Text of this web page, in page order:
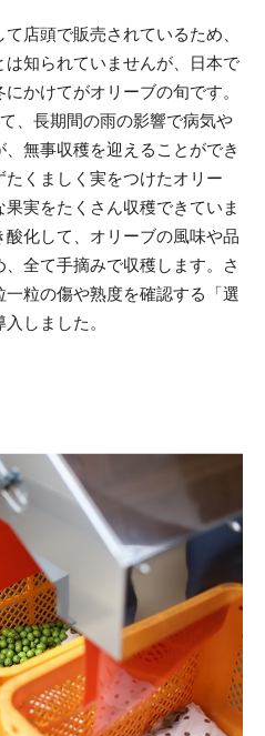
店頭で販売されているため、
知られていませんが、日本で
かけてがオリーブの旬です。
、長期間の雨の影響で病気や
無事収穫を迎えることができ
くましく実をつけたオリー
実をたくさん収穫できていま
化して、オリーブの風味や品
全て手摘みで収穫します。さ
粒の傷や熟度を確認する「選
しました。